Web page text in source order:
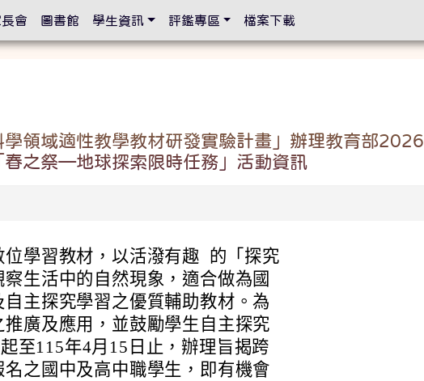
領域適性教學教材研發實驗計畫」辦理教育部2026
之祭—地球探索限時任務」活動資訊
學習教材，以活潑有趣 的「探究
生活中的自然現象，適合做為國
主探究學習之優質輔助教材。為
廣及應用，並鼓勵學生自主探究
至115年4月15日止，辦理旨揭跨
之國中及高中職學生，即有機會
會 圖書館 學生資訊 評鑑專區 檔案下載